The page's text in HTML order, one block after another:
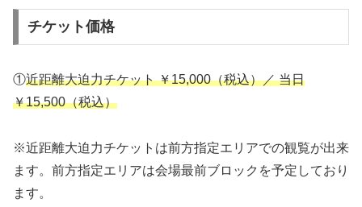
チケット価格
①近距離大迫力チケット ￥15,000（税込）／ 当日
￥15,500（税込）
※近距離大迫力チケットは前方指定エリアでの観覧が出来
ます。前方指定エリアは会場最前ブロックを予定しており
ます。